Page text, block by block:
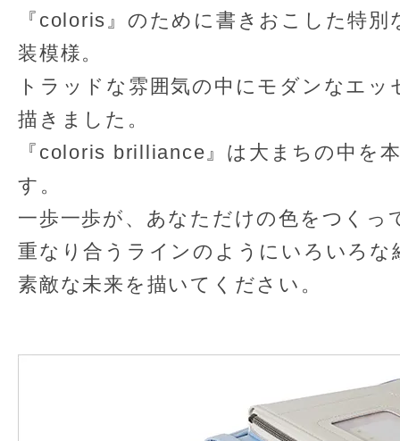
『coloris』のために書きおこした特
装模様。
トラッドな雰囲気の中にモダンなエ
描きました。
『coloris brilliance』は⼤まちの中を
す。
一歩一歩が、あなただけの色をつくっ
重なり合うラインのようにいろいろな
素敵な未来を描いてください。